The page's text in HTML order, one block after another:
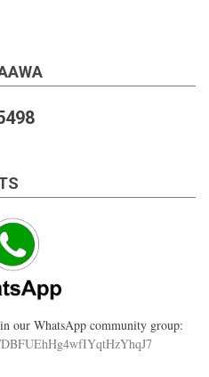
our WhatsApp community group: